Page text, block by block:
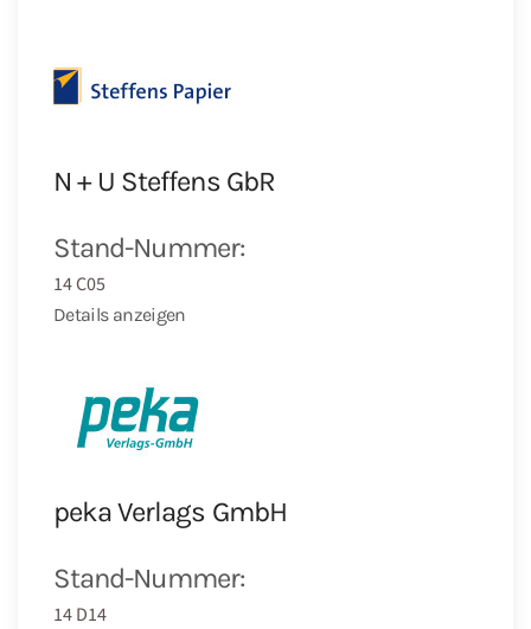
N + U Steffens GbR
Stand-Nummer:
14 C05
Details anzeigen
peka Verlags GmbH
Stand-Nummer:
14 D14